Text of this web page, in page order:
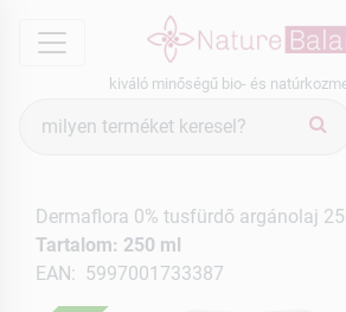
menu
kiváló minőségű bio- és
keresés
Dermaflora 0% tusfürdő argánolaj
Tartalom: 250 ml
EAN: 5997001733387